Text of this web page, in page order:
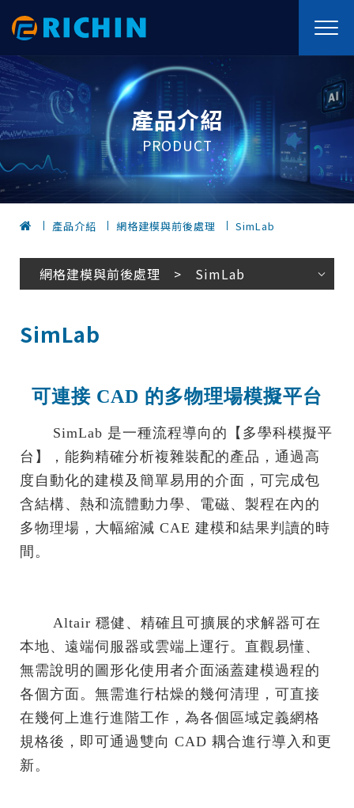
產品介紹
PRODUCT
產品介紹 網格建模與前後處理 SimLab
網格建模與前後處理 > SimLab
SimLab
可連接 CAD 的多物理場模擬平台
SimLab 是一種流程導向的【多學科模擬平
台】，能夠精確分析複雜裝配的產品，通過高
度自動化的建模及簡單易用的介面，可完成包
含結構、熱和流體動力學、電磁、製程在內的
多物理場，大幅縮減 CAE 建模和結果判讀的時
間。
Altair 穩健、精確且可擴展的求解器可在
本地、遠端伺服器或雲端上運行。直觀易懂、
無需說明的圖形化使用者介面涵蓋建模過程的
各個方面。無需進行枯燥的幾何清理，可直接
在幾何上進行進階工作，為各個區域定義網格
規格後，即可通過雙向 CAD 耦合進行導入和更
新。